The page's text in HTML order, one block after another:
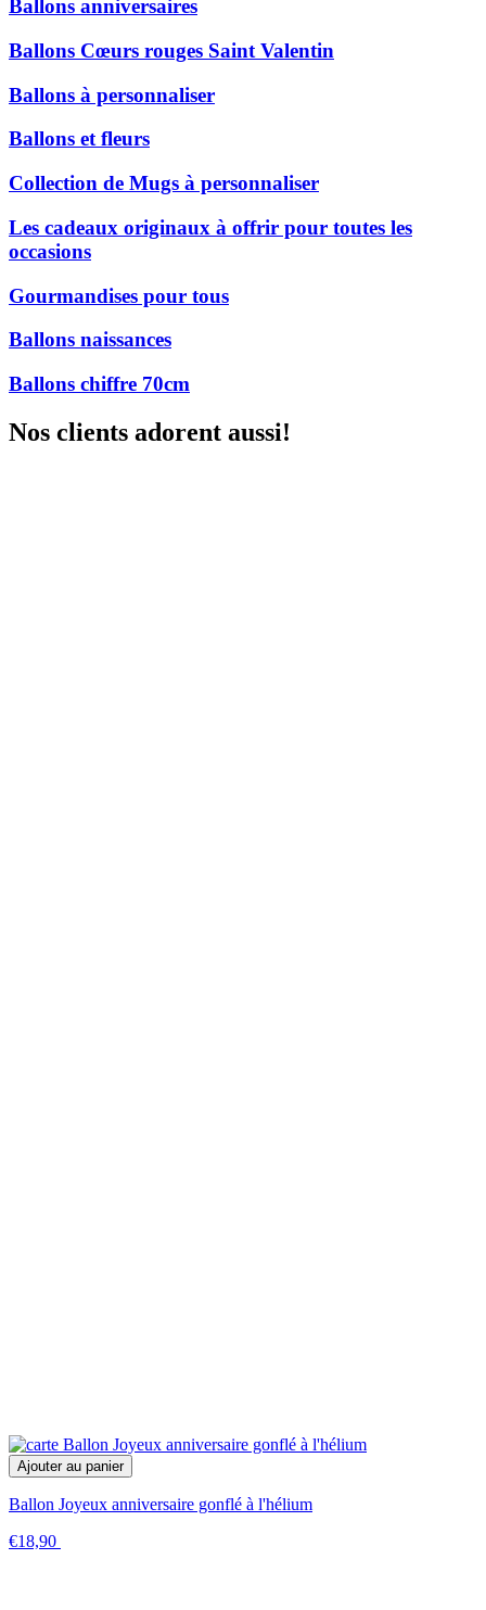
Ballons anniversaires
Ballons Cœurs rouges Saint Valentin
Ballons à personnaliser
Ballons et fleurs
Collection de Mugs à personnaliser
Les cadeaux originaux à offrir pour toutes les
occasions
Gourmandises pour tous
Ballons naissances
Ballons chiffre 70cm
Nos clients adorent aussi!
Ajouter au panier
Ballon Joyeux anniversaire gonflé à l'hélium
€18,90